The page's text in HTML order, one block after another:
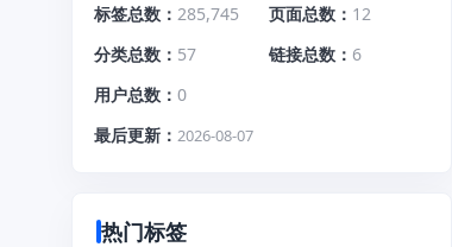
标签总数
285,745 页面总数
12
分类总数
57 链接总数
6
用户总数
0
最后更新
2026-08-07
热门标签